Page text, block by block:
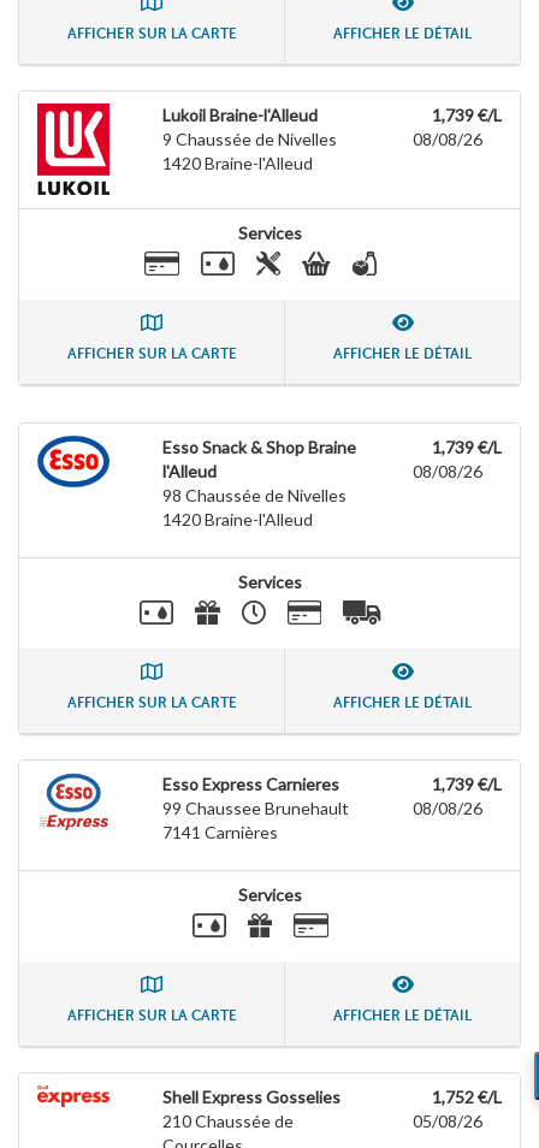
AFFICHER SUR LA CARTE AFFICHER LE DÉTAIL
Lukoil Braine-l'Alleud
9 Chaussée de Nivelles
1420Braine-l'Alleud
1,739 €/L
08/08/26
Services
AFFICHER SUR LA CARTE AFFICHER LE DÉTAIL
Esso Snack & Shop Braine
l'Alleud
98 Chaussée de Nivelles
1420Braine-l'Alleud
1,739 €/L
08/08/26
Services
AFFICHER SUR LA CARTE AFFICHER LE DÉTAIL
Esso Express Carnieres
99 Chaussee Brunehault
7141 Carnières
1,739 €/L
08/08/26
Services
AFFICHER SUR LA CARTE AFFICHER LE DÉTAIL
Shell Express Gosselies
210 Chaussée de
1,752 €/L
05/08/26